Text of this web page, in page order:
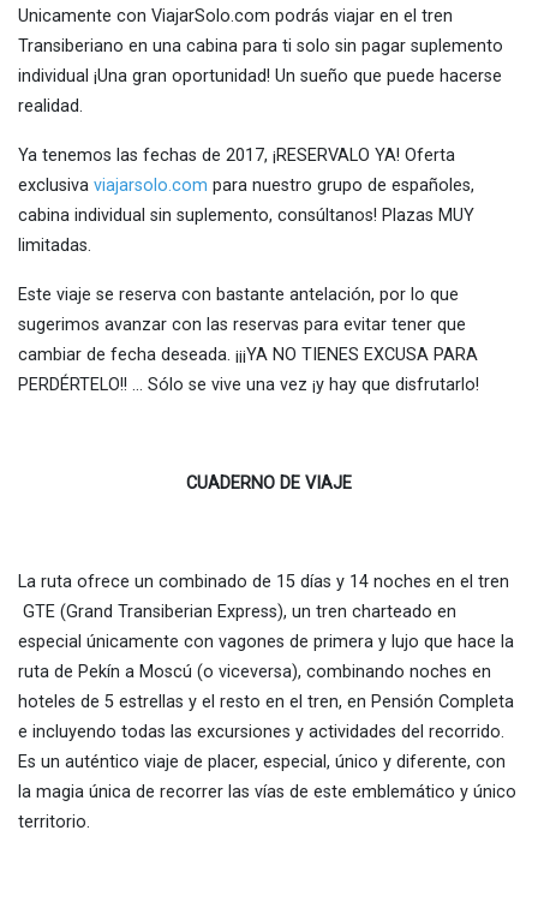
Unicamente con ViajarSolo.com podrás viajar en el tren
Transiberiano en una cabina para ti solo sin pagar suplemento
individual ¡Una gran oportunidad! Un sueño que puede hacerse
realidad.
Ya tenemos las fechas de 2017, ¡RESERVALO YA! Oferta
exclusiva viajarsolo.com para nuestro grupo de españoles,
cabina individual sin suplemento, consúltanos! Plazas MUY
limitadas.
Este viaje se reserva con bastante antelación, por lo que
sugerimos avanzar con las reservas para evitar tener que
cambiar de fecha deseada. ¡¡¡YA NO TIENES EXCUSA PARA
PERDÉRTELO!! … Sólo se vive una vez ¡y hay que disfrutarlo!
CUADERNO DE VIAJE
La ruta ofrece un combinado de 15 días y 14 noches en el tren
GTE (Grand Transiberian Express), un tren charteado en
especial únicamente con vagones de primera y lujo que hace la
ruta de Pekín a Moscú (o viceversa), combinando noches en
hoteles de 5 estrellas y el resto en el tren, en Pensión Completa
e incluyendo todas las excursiones y actividades del recorrido.
Es un auténtico viaje de placer, especial, único y diferente, con
la magia única de recorrer las vías de este emblemático y único
territorio.